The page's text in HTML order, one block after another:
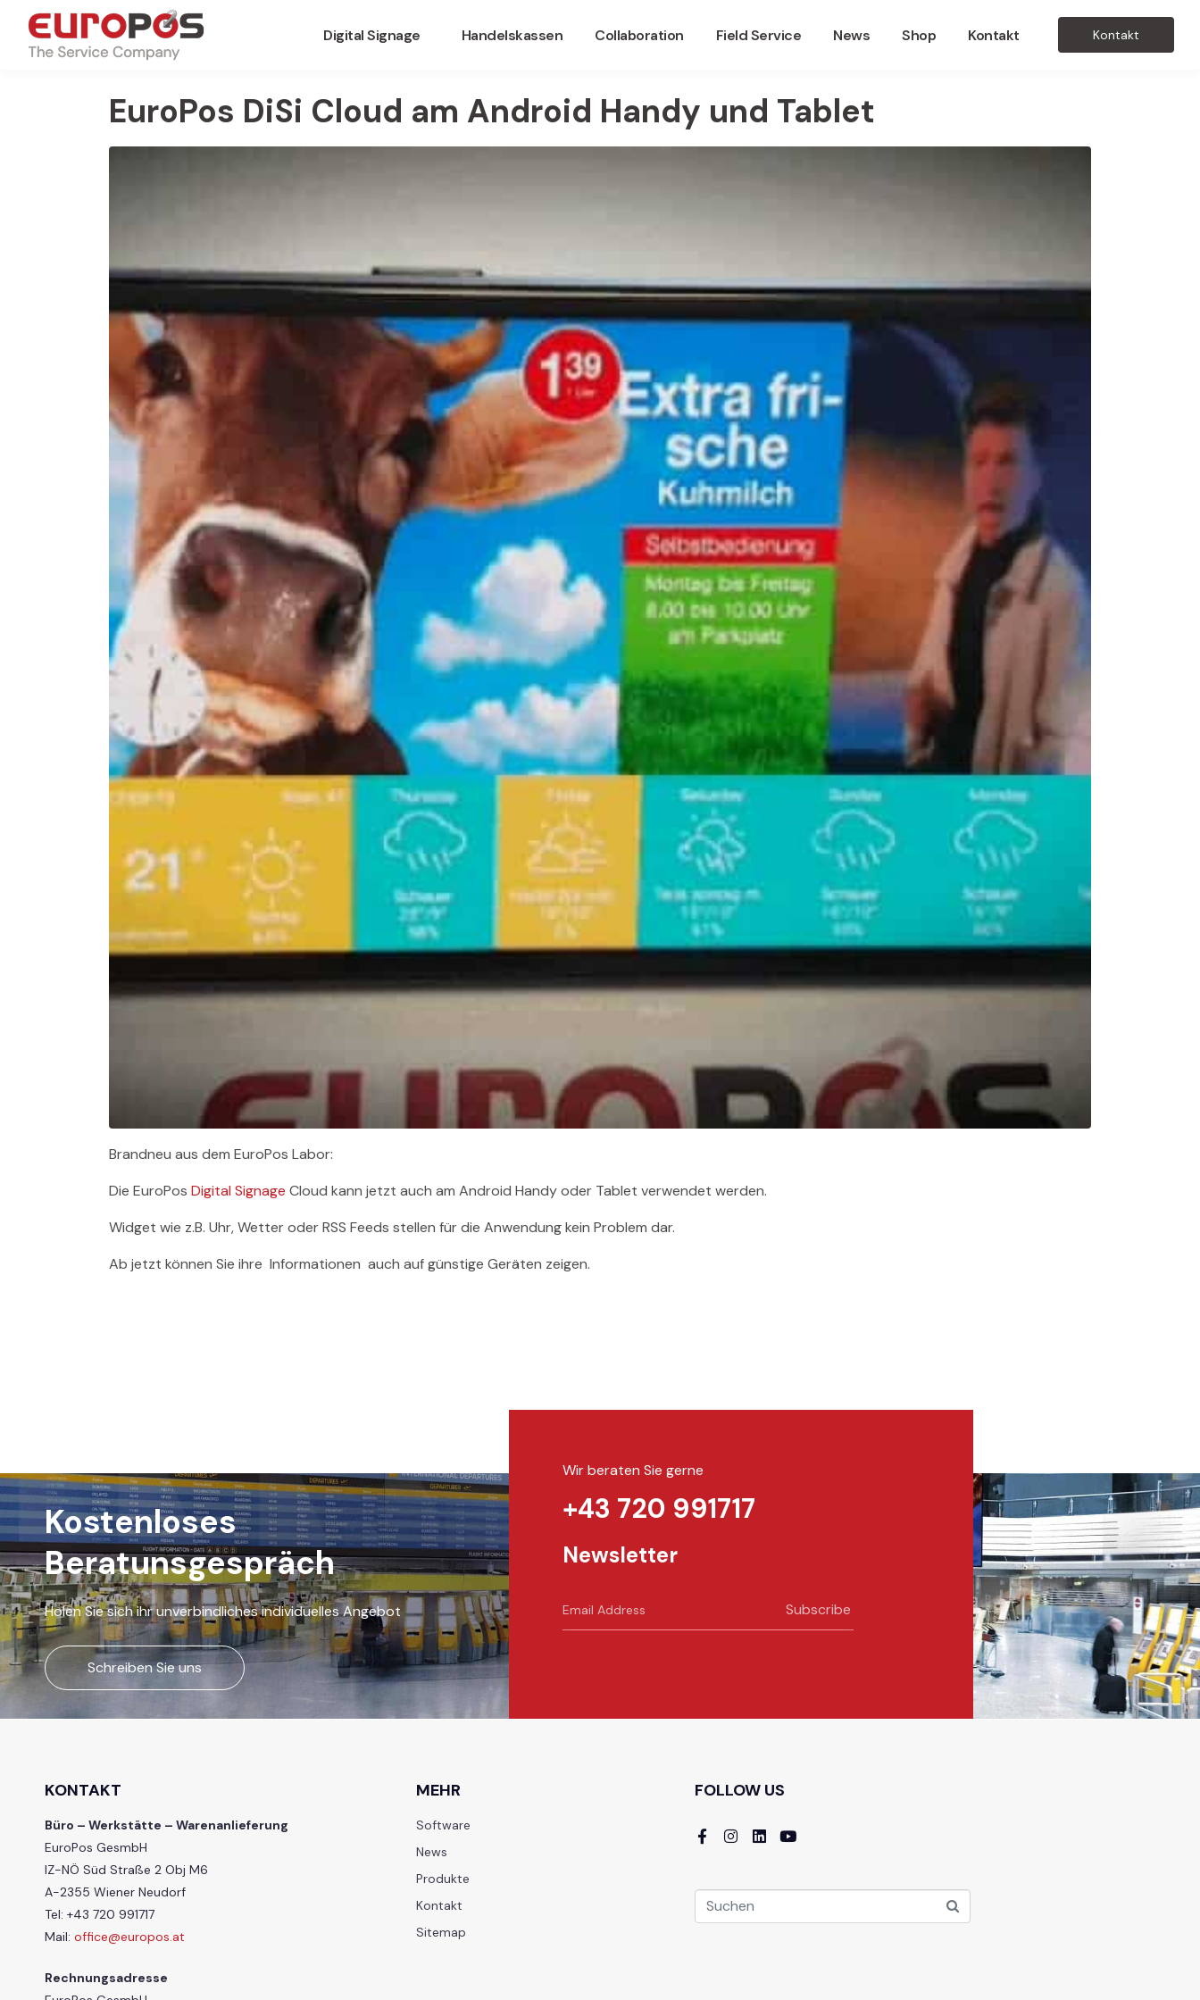
Digital Signage Handelskassen Collaboration Field Service News Shop Kontakt Kontakt
EuroPos DiSi Cloud am Android Handy und Tablet
Brandneu aus dem EuroPos Labor:
Die EuroPos Digital Signage Cloud kann jetzt auch am Android Handy oder Tablet verwendet werden.
Widget wie z.B. Uhr, Wetter oder RSS Feeds stellen für die Anwendung kein Problem dar.
Ab jetzt können Sie ihre Informationen auch auf günstige Geräten zeigen.
Kostenloses
Beratunsgespräch
Holen Sie sich ihr unverbindliches individuelles Angebot
Schreiben Sie uns
Wir beraten Sie gerne
+43 720 991717
Newsletter
Subscribe
KONTAKT
Büro – Werkstätte – Warenanlieferung
EuroPos GesmbH
IZ-NÖ Süd Straße 2 Obj M6
A-2355 Wiener Neudorf
Tel: +43 720 991717
Mail: office@europos.at
Rechnungsadresse
MEHR
Software
News
Produkte
Kontakt
Sitemap
FOLLOW US